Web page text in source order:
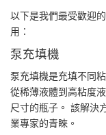
以下是我們最受歡迎
用：
泵充填機
泵充填機是充填不同
從稀薄液體到高粘度
尺寸的瓶子。 該解決
業專家的青睞。